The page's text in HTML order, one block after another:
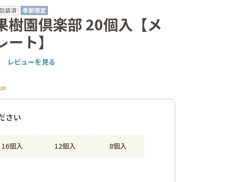
樹園倶楽部 20個入【メ
ト】
レビューを見る
さい
16個入 12個入 8個入